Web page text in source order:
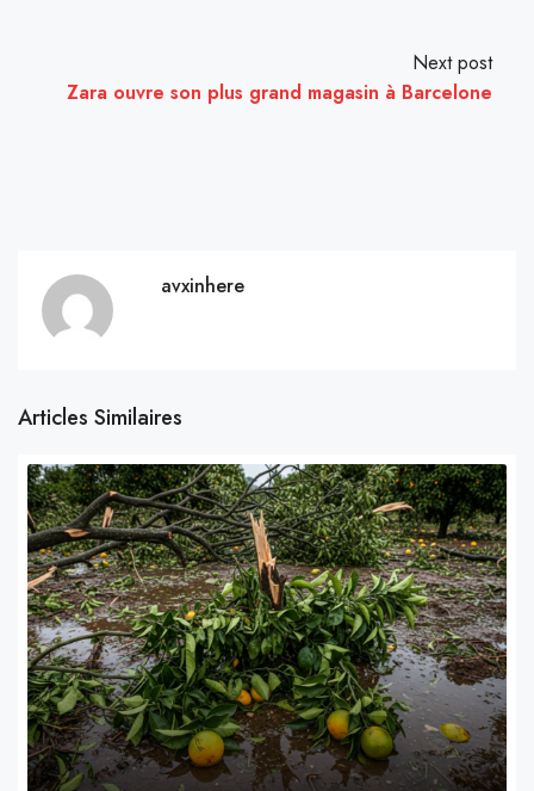
Next post
Zara ouvre son plus grand magasin à Barcelone
avxinhere
Articles Similaires